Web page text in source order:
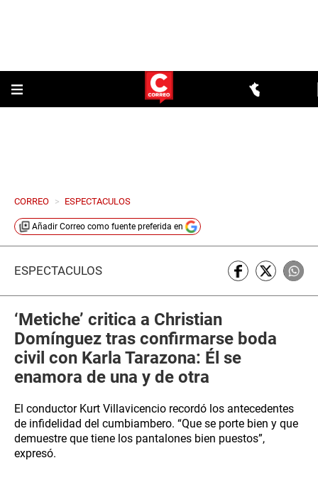
CORREO > ESPECTACULOS
Añadir Correo como fuente preferida en
ESPECTÁCULOS
‘Metiche’ critica a Christian
Domínguez tras confirmarse boda
civil con Karla Tarazona: Él se
enamora de una y de otra
El conductor Kurt Villavicencio recordó los antecedentes
de infidelidad del cumbiambero. “Que se porte bien y que
demuestre que tiene los pantalones bien puestos”,
expresó.